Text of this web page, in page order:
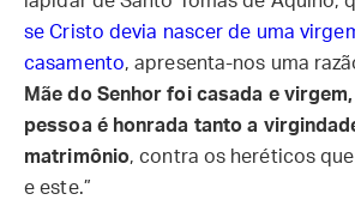
se Cristo devia nascer de uma
casamento, apresenta-nos uma
Mãe do Senhor foi casada e
pessoa é honrada tanto a
matrimônio, contra os heréticos
e este.”